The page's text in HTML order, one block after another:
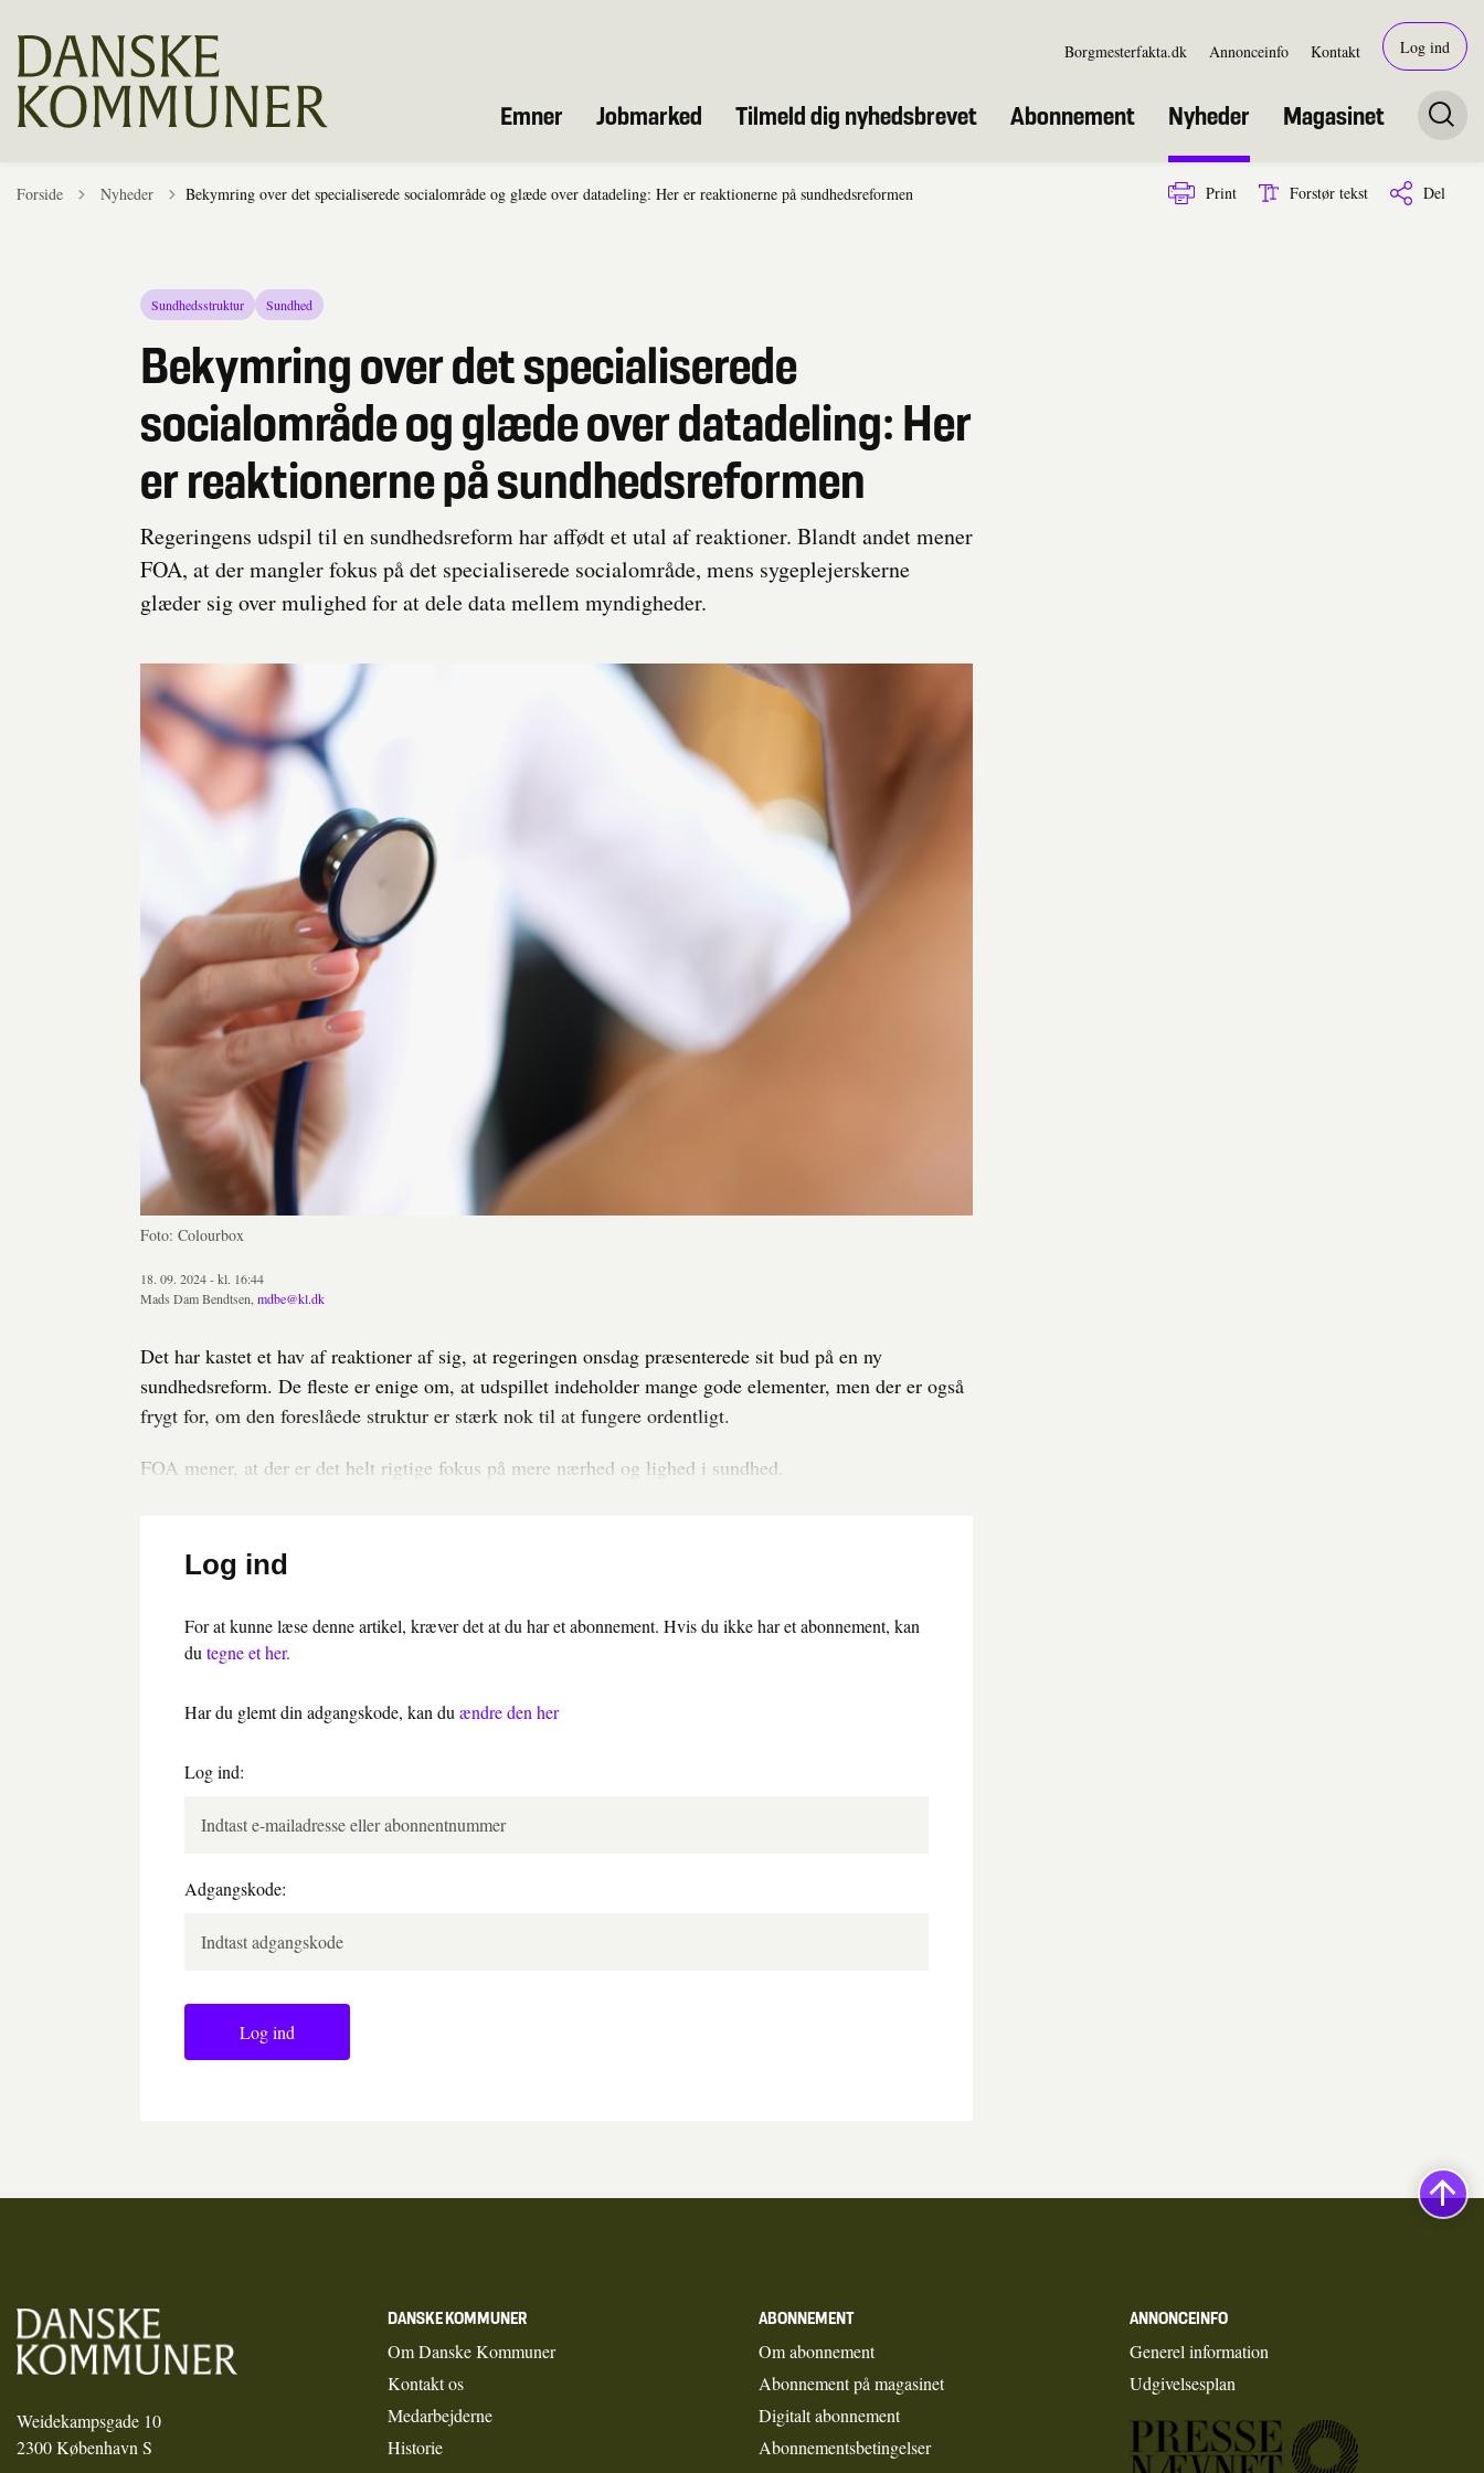
Borgmesterfakta.dk Annonceinfo Kontakt Log ind
Emner Jobmarked Tilmeld dig nyhedsbrevet Abonnement Nyheder Magasinet
Forside Tilbage til
Nyheder Bekymring over det specialiserede socialområde og glæde over datadeling: Her er reaktionerne på sundhedsreformen Print Forstør tekst Del
Sundhedsstruktur Sundhed
Bekymring over det specialiserede
socialområde og glæde over datadeling: Her
er reaktionerne på sundhedsreformen
Regeringens udspil til en sundhedsreform har affødt et utal af reaktioner. Blandt andet mener
FOA, at der mangler fokus på det specialiserede socialområde, mens sygeplejerskerne
glæder sig over mulighed for at dele data mellem myndigheder.
Foto: Colourbox
18. 09. 2024 - kl. 16:44
Mads Dam Bendtsen, mdbe@kl.dk
Det har kastet et hav af reaktioner af sig, at regeringen onsdag præsenterede sit bud på en ny
sundhedsreform. De fleste er enige om, at udspillet indeholder mange gode elementer, men der er også
frygt for, om den foreslåede struktur er stærk nok til at fungere ordentligt.
FOA mener, at der er det helt rigtige fokus på mere nærhed og lighed i sundhed.
Log ind
For at kunne læse denne artikel, kræver det at du har et abonnement. Hvis du ikke har et abonnement, kan
du tegne et her.
Har du glemt din adgangskode, kan du ændre den her
Log ind:
Adgangskode:
Log ind
Weidekampsgade 10
2300 København S
DANSKE KOMMUNER
Om Danske Kommuner
Kontakt os
Medarbejderne
Historie
ABONNEMENT
Om abonnement
Abonnement på magasinet
Digitalt abonnement
Abonnementsbetingelser
ANNONCEINFO
Generel information
Udgivelsesplan